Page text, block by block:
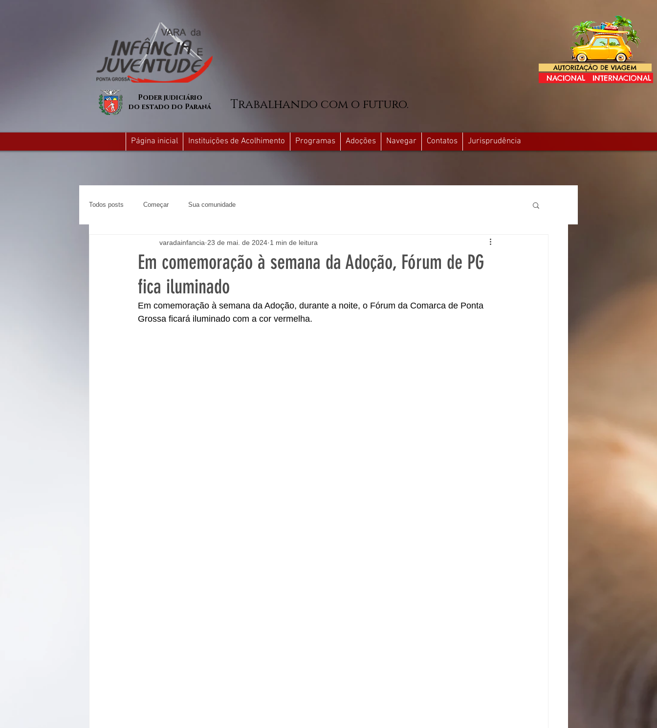
AUTORIZAÇÃO DE VIAGEM
NACIONAL INTERNACIONAL
Poder judiciário
do estado do Paraná
Trabalhando com o futuro.
Página inicial Instituições de Acolhimento Programas Adoções Navegar Contatos Jurisprudência
Todos posts Começar Sua comunidade
Em comemoração à semana da Adoção, Fórum de PG
fica iluminado
varadainfancia 23 de mai. de 2024 1 min de leitura
Em comemoração à semana da Adoção, durante a noite, o Fórum da Comarca de Ponta
Grossa ficará iluminado com a cor vermelha.